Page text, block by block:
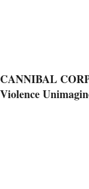
CANNIBAL
Violence